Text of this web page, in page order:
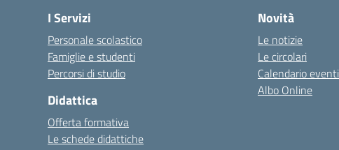
I Servizi
Personale scolastico
Famiglie e studenti
Percorsi di studio
Didattica
Offerta formativa
Le schede didattiche
Novità
Le notizie
Le circolari
Calendario eventi
Albo Online